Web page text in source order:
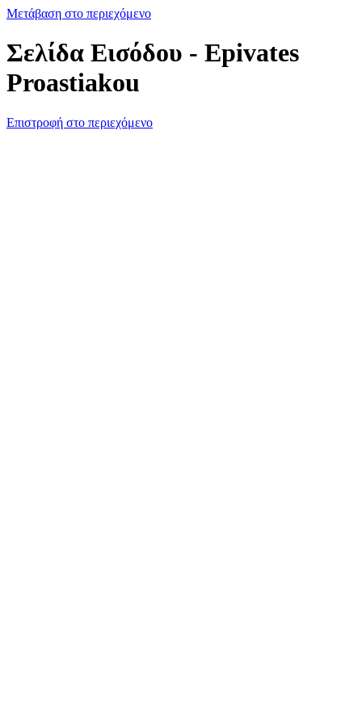
Μετάβαση στο περιεχόμενο
Σελίδα Εισόδου - Epivates
Proastiakou
Επιστροφή στο περιεχόμενο